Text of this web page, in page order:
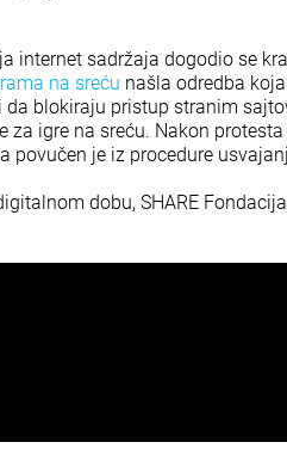
internet sadržaja dogodio se
na sreću našla odredba
blokiraju pristup stranim
igre na sreću. Nakon protesta
povučen je iz procedure
dobu, SHARE